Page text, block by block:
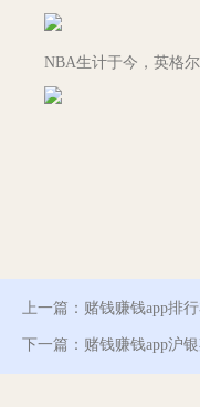
NBA生计于今，英格
上一篇： 赌钱赚钱app排
下一篇： 赌钱赚钱app沪